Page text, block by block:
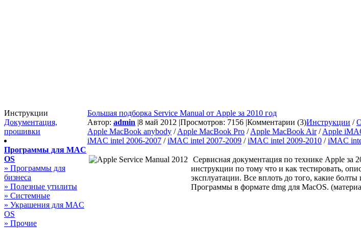
Инструкции
Документация,
прошивки
Программы для MAC
OS
» Программы для
бизнеса
» Полезные утилиты
» Системные
» Украшения для MAC
OS
» Прочие
Большая подборка Service Manual от Apple за 2010 год
Автор: admin |8 май 2012 |Просмотров: 7156 |Комментарии (3)Инструкции /
Apple MacBook anybody /Apple MacBook Pro /Apple MacBook Air/Apple
iMAC intel 2006-2007 /iMAC intel 2007-2009 /iMAC intel 2009-2010 /iMAC
Сервисная документация по технике Apple
инструкции по тому что и как тестировать,
эксплуатации. Все вплоть до того, какие
Программы в формате dmg для MacOS.